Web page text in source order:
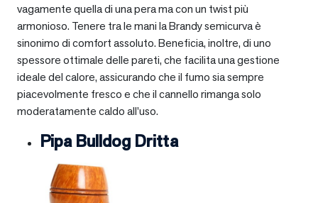
vagamente quella di una pera ma con un twist più
armonioso. Tenere tra le mani la Brandy semicurva è
sinonimo di comfort assoluto. Beneficia, inoltre, di uno
spessore ottimale delle pareti, che facilita una gestione
ideale del calore, assicurando che il fumo sia sempre
piacevolmente fresco e che il cannello rimanga solo
moderatamente caldo all’uso.
Pipa Bulldog Dritta